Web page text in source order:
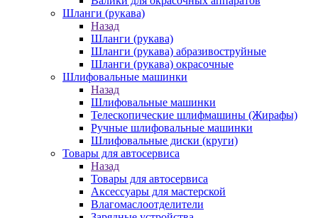
Шланги (рукава)
Назад
Шланги (рукава)
Шланги (рукава) абразивоструйные
Шланги (рукава) окрасочные
Шлифовальные машинки
Назад
Шлифовальные машинки
Телескопические шлифмашины (Жирафы)
Ручные шлифовальные машинки
Шлифовальные диски (круги)
Товары для автосервиса
Назад
Товары для автосервиса
Аксессуары для мастерской
Влагомаслоотделители